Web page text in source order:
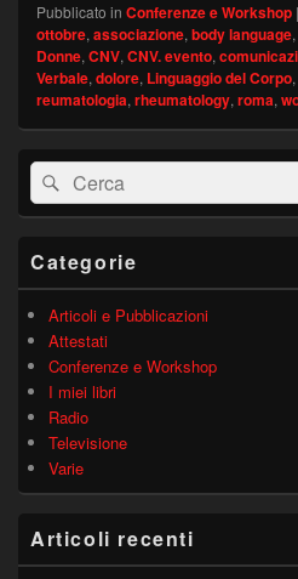
Pubblicato in Conferenze e Workshop |
ottobre,associazione,body language,
Donne,CNV,CNV. evento,
Verbale,dolore, Linguaggio del Corpo,
reumatologia,rheumatology,roma,
Area
widget
barra
Cerca:Cerca
Categorie
Articoli e Pubblicazioni
Attestati
Conferenze e Workshop
I miei libri
Radio
Televisione
Varie
Articoli recenti